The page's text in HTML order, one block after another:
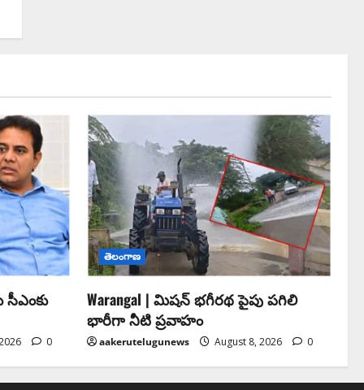
సీఎంకు
0
తెలంగాణ
Warangal | మిషన్ భగీరథ పైపు పగిలి
భారీగా నీటి ప్రవాహం
aakerutelugunews August 8, 2026 0